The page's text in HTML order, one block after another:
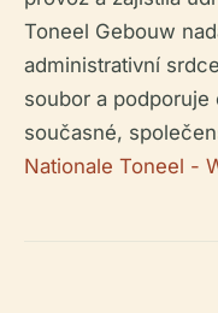
Toneel Gebouw
administrativní
soubor a
současné,
Nationale Toneel -